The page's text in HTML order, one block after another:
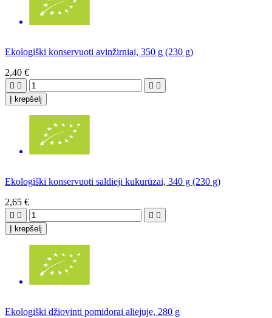
Ekologiški konservuoti avinžirniai, 350 g (230 g)
2,40 €
   
Į krepšelį
Ekologiški konservuoti saldieji kukurūzai, 340 g (230 g)
2,65 €
   
Į krepšelį
Ekologiški džiovinti pomidorai aliejuje, 280 g